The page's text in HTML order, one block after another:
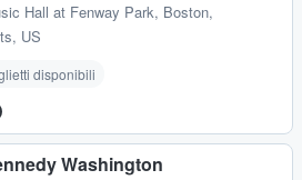
Hall at Fenway Park, Boston,
US
disponibili
Washington